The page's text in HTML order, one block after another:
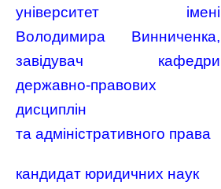
університет імені
Володимира Винниченка,
завідувач кафедри
державно-правових
дисциплін
та адміністративного права
кандидат юридичних наук